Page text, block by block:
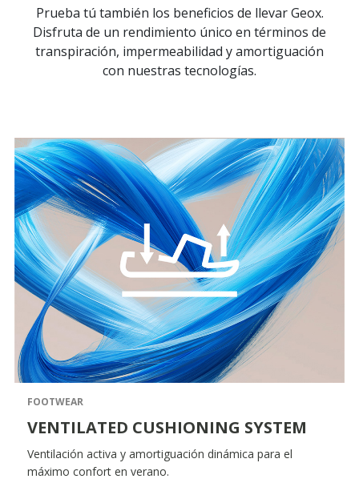
Prueba tú también los beneficios de llevar Geox.
Disfruta de un rendimiento único en términos de
transpiración, impermeabilidad y amortiguación
con nuestras tecnologías.
FOOTWEAR
VENTILATED CUSHIONING SYSTEM
Ventilación activa y amortiguación dinámica para el
máximo confort en verano.